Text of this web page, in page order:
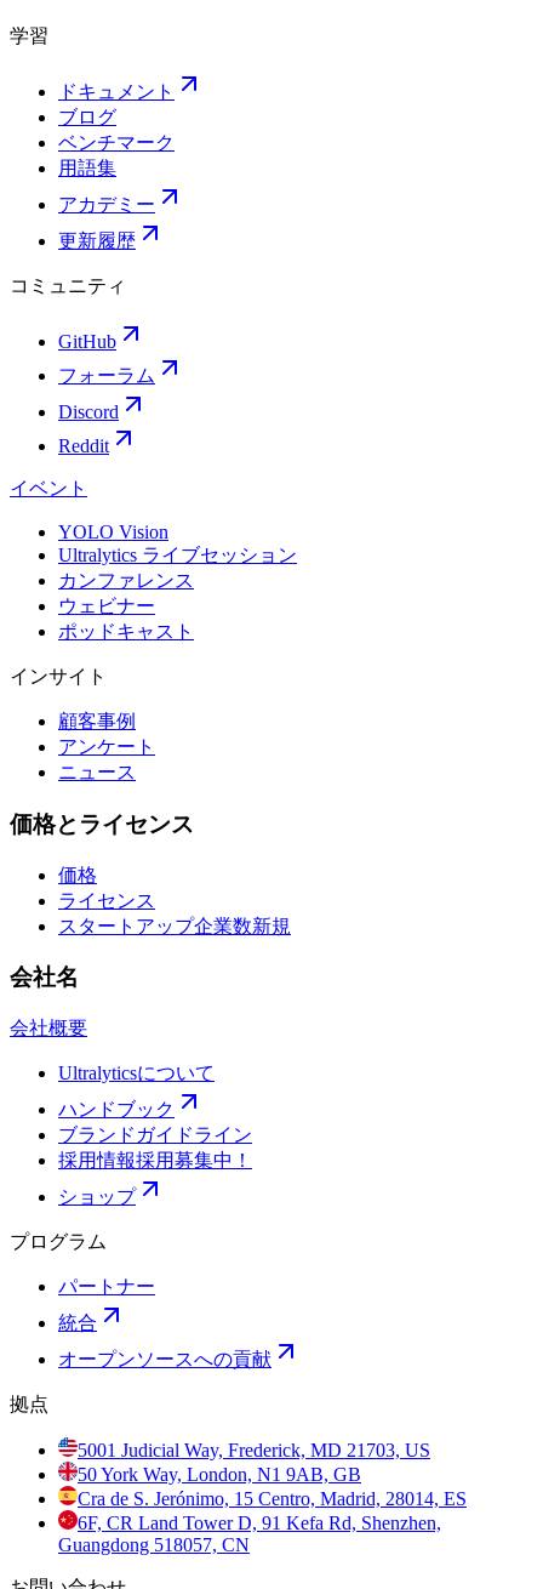
学習
ドキュメント
ブログ
ベンチマーク
用語集
アカデミー
更新履歴
コミュニティ
GitHub
フォーラム
Discord
Reddit
イベント
YOLO Vision
Ultralytics ライブセッション
カンファレンス
ウェビナー
ポッドキャスト
インサイト
顧客事例
アンケート
ニュース
価格とライセンス
価格
ライセンス
スタートアップ企業数新規
会社名
会社概要
Ultralyticsについて
ハンドブック
ブランドガイドライン
採用情報採用募集中！
ショップ
プログラム
パートナー
統合
オープンソースへの貢献
拠点
5001 Judicial Way, Frederick, MD 21703, US
50 York Way, London, N1 9AB, GB
Cra de S. Jerónimo, 15 Centro, Madrid, 28014, ES
6F, CR Land Tower D, 91 Kefa Rd, Shenzhen,
Guangdong 518057, CN